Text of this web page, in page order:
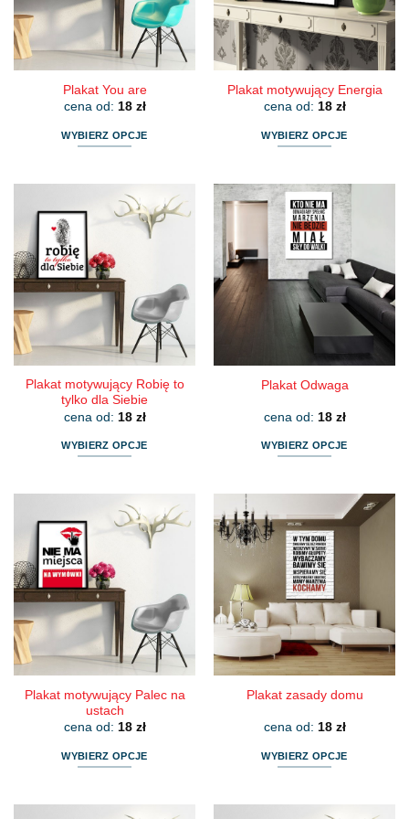
na
stronie
produktu
na
stronie
produktu
Plakat You are
cena od: 18 zł
WYBIERZ OPCJE
wiele
wariantów.
Opcje
można
wybrać
na
stronie
produktu
Plakat motywujący Energia
cena od: 18 zł
WYBIERZ OPCJE
ma
wiele
wariantów.
Opcje
można
wybrać
na
stronie
Plakat motywujący Robię to
tylko dla Siebie
cena od: 18 zł
WYBIERZ OPCJE
wiele
wariantów.
Opcje
można
wybrać
na
stronie
produktu
Plakat Odwaga
cena od: 18 zł
WYBIERZ OPCJE
wiele
wariantów.
Opcje
można
wybrać
na
stronie
produktu
Plakat motywujący Palec na
ustach
cena od: 18 zł
WYBIERZ OPCJE
Plakat zasady domu
cena od: 18 zł
WYBIERZ OPCJE